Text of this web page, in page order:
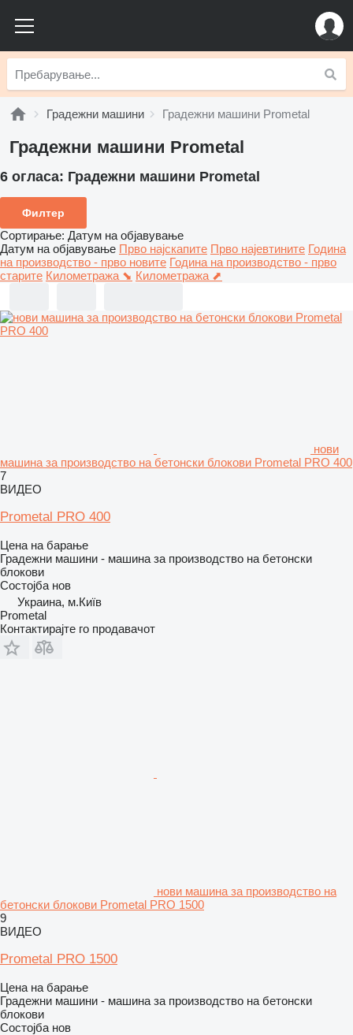
Градежни машини Градежни машини Prometal
Градежни машини Prometal
6 огласа: Градежни машини Prometal
Филтер
Сортирање: Датум на објавување
Датум на објавување Прво најскапите Прво најевтините Година
на производство - прво новите Година на производство - прво
старите Километража ⬊ Километража ⬈
нови
машина за производство на бетонски блокови Prometal PRO 400
7
ВИДЕО
Prometal PRO 400
Цена на барање
Градежни машини - машина за производство на бетонски
блокови
Состојба нов
Украина, м.Київ
Prometal
Контактирајте го продавачот
нови машина за производство на
бетонски блокови Prometal PRO 1500
9
ВИДЕО
Prometal PRO 1500
Цена на барање
Градежни машини - машина за производство на бетонски
блокови
Состојба нов